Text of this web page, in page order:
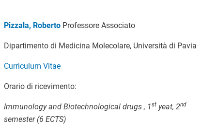
Pizzala, RobertoProfessore Associato
Dipartimento di Medicina Molecolare, Università di Pavia
Curriculum Vitae
Orario di ricevimento:
Immunology and Biotechnological drugs , 1styeat, 2nd
semester (6 ECTS)